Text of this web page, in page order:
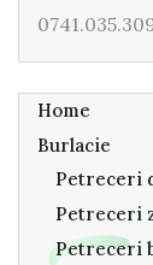
Home
Burlacie
Petreceri
Petreceri
Petreceri